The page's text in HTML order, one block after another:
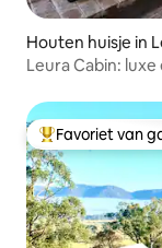
Houten huisje in
Leura Cabin:
Topfavoriet van
Favoriet van